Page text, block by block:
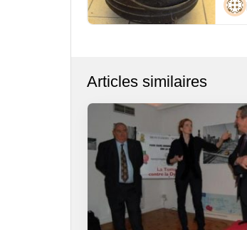
Articles similaires